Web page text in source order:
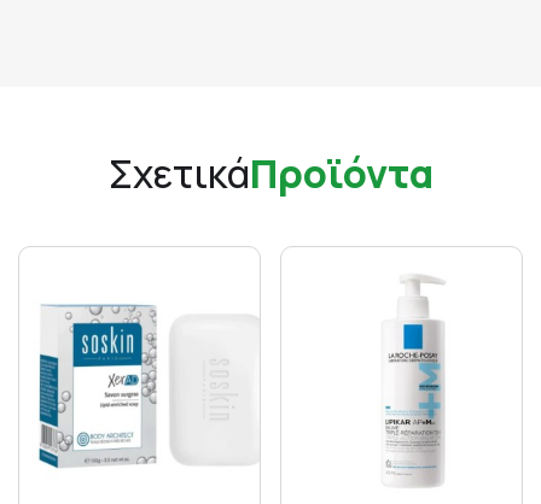
ΣχετικάΠροϊόντα